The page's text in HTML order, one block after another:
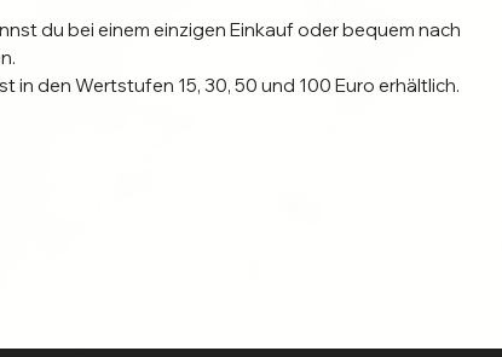
du bei einem einzigen Einkauf oder bequem nach
in den Wertstufen 15, 30, 50 und 100 Euro erhältlich.